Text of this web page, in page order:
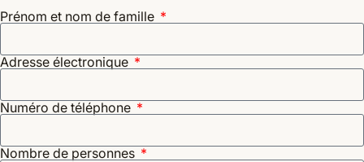
Prénom et nom de famille
Adresse électronique
Numéro de téléphone
Nombre de personnes